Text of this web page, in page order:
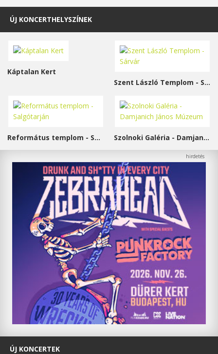
ÚJ KONCERTHELYSZÍNEK
Káptalan Kert
Szent László Templom - Sárvár
Református templom - Salgótarján Szolnoki Galéria - Damjanich János Múzeum
ÚJ KONCERTEK